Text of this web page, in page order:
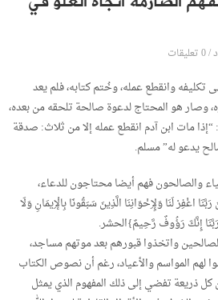
/0 تعليقات
تكليفه وانقطع عمله، وخُتم كتابه، فلم يعد
وصار هو المحتاج لدعوة صالحة تلحقه من بعده،
مات ابن آدم انقطع عمله إلا من ثلاث: صدقة
يدعو له” مسلم.
والصالحون فهم أيضا محتاجون للدعاء،
اغْفِرْ لَنَا وَلِإِخْوَانِنَا الَّذِينَ سَبَقُونَا بِالْإِيمَانِ وَلَا
رَبَّنَا إِنَّكَ رَؤُوفٌ رَّحِيمٌ}الحشر.
واتخذوا قبورهم بعد موتهم مساجد،
المواسم والأعياد، رغم أن نصوص الكتاب
ذريعة تفضي إلى ذلك المفهوم الذي يمثل